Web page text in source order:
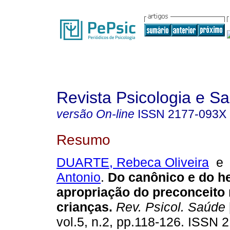
Revista Psicologia e
versão On-line ISSN 2177-093X
Resumo
DUARTE, Rebeca Oliveira e
Antonio. Do canônico e do
apropriação do preconceito
crianças. Rev. Psicol. Saúde
vol.5, n.2, pp.118-126. ISSN